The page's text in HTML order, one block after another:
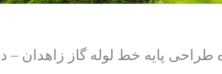
پایه خط لوله گاز زاهدان –